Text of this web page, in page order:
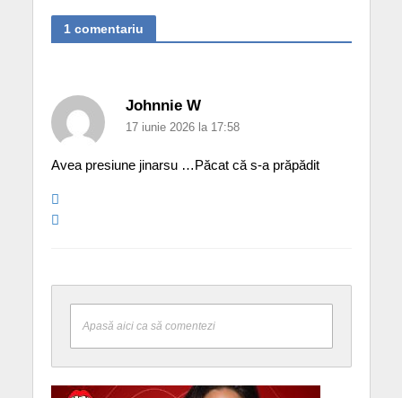
1 comentariu
Johnnie W
17 iunie 2026 la 17:58
Avea presiune jinarsu …Păcat că s-a prăpădit
Apasă aici ca să comentezi